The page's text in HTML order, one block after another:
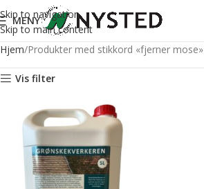
Skip to navigation
Skip to main content
MENY
Hjem Produkter med stikkord «fjerner mose»
Vis filter